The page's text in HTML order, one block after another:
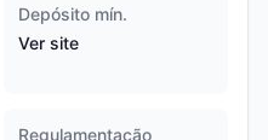
Depósito mín.
Ver site
Regulamentação